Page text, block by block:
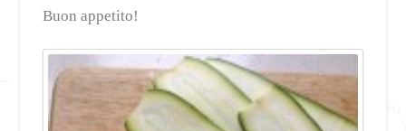
Buon appetito!